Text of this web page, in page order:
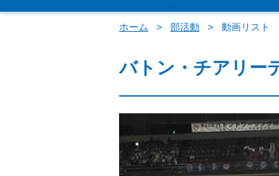
ホーム 部活動 動画リスト
バトン・チアリー